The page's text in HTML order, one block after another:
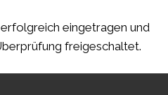
eingetragen und
freigeschaltet.